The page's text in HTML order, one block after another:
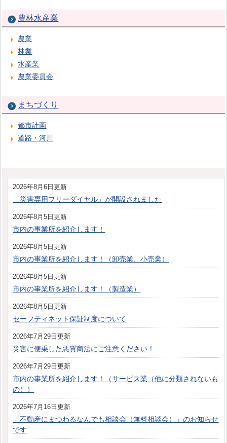
農林水産業
農業
林業
水産業
農業委員会
まちづくり
都市計画
道路・河川
2026年8月6日更新
「災害専用フリーダイヤル」が開設されました
2026年8月5日更新
市内の事業所を紹介します！
2026年8月5日更新
市内の事業所を紹介します！（卸売業、小売業）
2026年8月5日更新
市内の事業所を紹介します！（製造業）
2026年8月5日更新
セーフティネット保証制度について
2026年7月29日更新
災害に便乗した悪質商法にご注意ください！
2026年7月29日更新
市内の事業所を紹介します！（サービス業（他に分類されないも
の））
2026年7月16日更新
「不動産にまつわるなんでも相談会（無料相談会）」のお知らせ
です